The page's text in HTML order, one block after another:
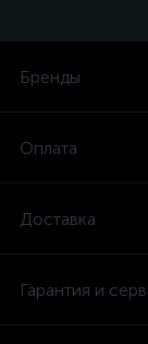
Бренды
Оплата
Доставка
Гарантия и